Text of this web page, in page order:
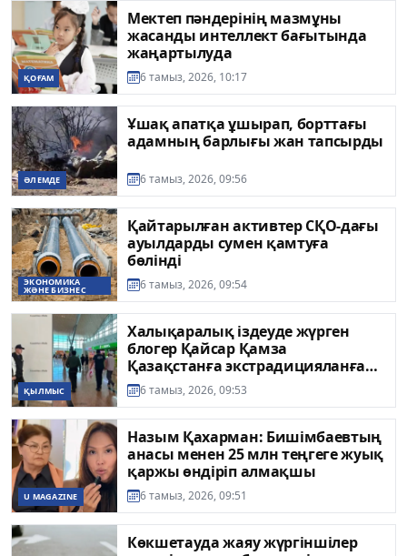
ҚОҒАМ
Мектеп пәндерінің мазмұны
жасанды интеллект бағытында
жаңартылуда
6 тамыз, 2026, 10:17
ӘЛЕМДЕ
Ұшақ апатқа ұшырап, борттағы
адамның барлығы жан тапсырды
6 тамыз, 2026, 09:56
ЭКОНОМИКА
ЖӘНЕ БИЗНЕС
Қайтарылған активтер СҚО-дағы
ауылдарды сумен қамтуға
бөлінді
6 тамыз, 2026, 09:54
ҚЫЛМЫС
Халықаралық іздеуде жүрген
блогер Қайсар Қамза
Қазақстанға экстрадицияланған
болуы мүмкін
6 тамыз, 2026, 09:53
U MAGAZINE
Назым Қахарман: Бишімбаевтың
анасы менен 25 млн теңгеге жуық
қаржы өндіріп алмақшы
6 тамыз, 2026, 09:51
Көкшетауда жаяу жүргіншілер